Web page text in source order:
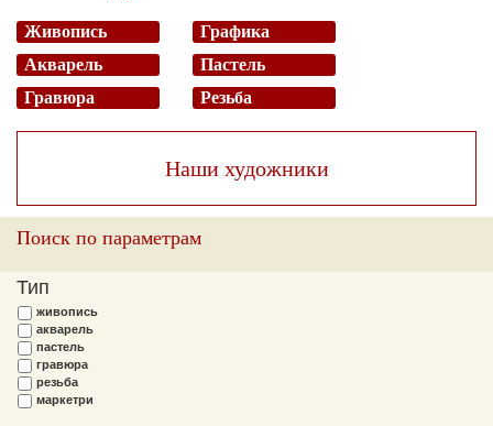
Живопись
Графика
Акварель
Пастель
Гравюра
Резьба
Наши художники
Поиск по параметрам
Тип
живопись
акварель
пастель
гравюра
резьба
маркетри